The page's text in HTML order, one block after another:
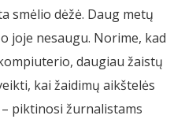
smėlio dėžė. Daug metų
joje nesaugu. Norime, kad
daugiau žaistų
kai žaidimų aikštelės
piktinosi žurnalistams